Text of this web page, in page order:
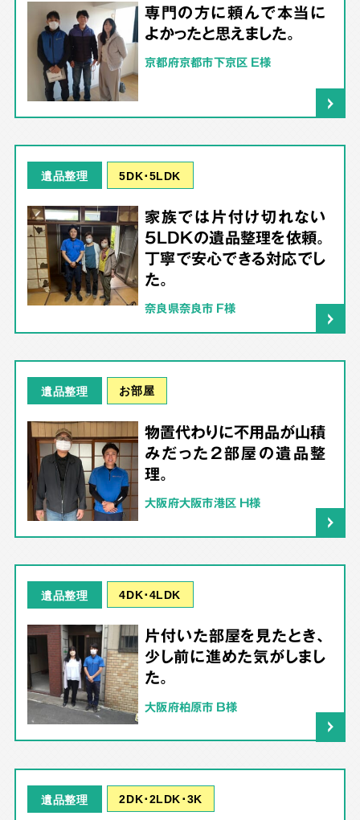
専門の方に頼んで本当に
よかったと思えました。
京都府京都市下京区 E様
遺品整理 5DK･5LDK
家族では片付け切れない
5LDKの遺品整理を依頼。
丁寧で安心できる対応でし
た。
奈良県奈良市 F様
遺品整理 お部屋
物置代わりに不用品が山積
みだった2部屋の遺品整
理。
大阪府大阪市港区 H様
遺品整理 4DK･4LDK
片付いた部屋を見たとき、
少し前に進めた気がしまし
た。
大阪府柏原市 B様
遺品整理 2DK･2LDK･3K